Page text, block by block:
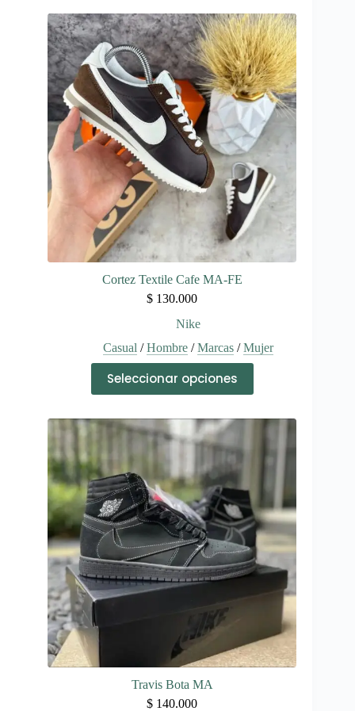
variantes.
Las
opciones
se
pueden
elegir
en
la
página
producto
Cortez Textile Cafe MA-FE
$ 130.000
Nike
Casual /Hombre/Marcas/Mujer
Seleccionar opciones
producto
tiene
variantes.
Las
pueden
elegir
en
la
página
de
producto
Travis Bota MA
$ 140.000